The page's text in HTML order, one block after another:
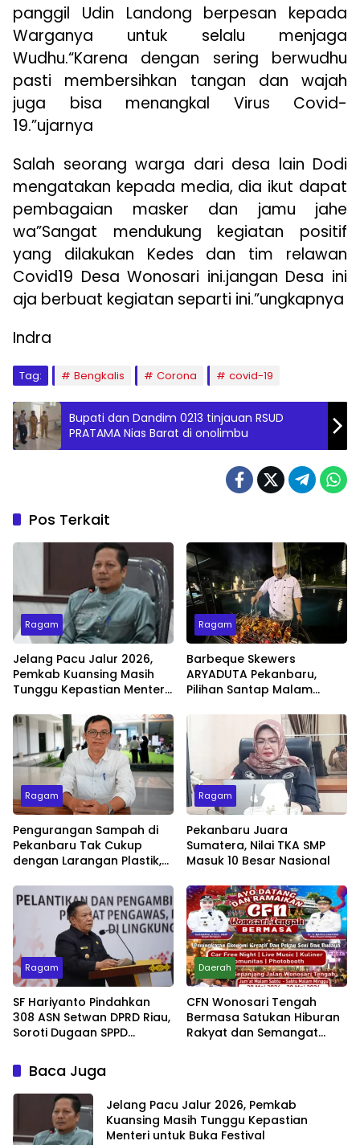
panggil Udin Landong berpesan kepada
Warganya untuk selalu menjaga
Wudhu.“Karena dengan sering berwudhu
pasti membersihkan tangan dan wajah
juga bisa menangkal Virus Covid-
19.”ujarnya
Salah seorang warga dari desa lain Dodi
mengatakan kepada media, dia ikut dapat
pembagaian masker dan jamu jahe
wa”Sangat mendukung kegiatan positif
yang dilakukan Kedes dan tim relawan
Covid19 Desa Wonosari ini.jangan Desa ini
aja berbuat kegiatan separti ini.”ungkapnya
Indra
Tag: Bengkalis Corona covid-19
Bupati dan Dandim 0213 tinjauan RSUD
PRATAMA Nias Barat di onolimbu
Pos Terkait
Ragam
Jelang Pacu Jalur 2026,
Pemkab Kuansing Masih
Tunggu Kepastian Menteri
Ragam
Barbeque Skewers
ARYADUTA Pekanbaru,
Pilihan Santap Malam
Ragam
Pengurangan Sampah di
Pekanbaru Tak Cukup
dengan Larangan Plastik,
Jadi Penentu
Ragam
Pekanbaru Juara
Sumatera, Nilai TKA SMP
Masuk 10 Besar Nasional
Ragam
SF Hariyanto Pindahkan
308 ASN Setwan DPRD Riau,
Soroti Dugaan SPPD
Daerah
CFN Wonosari Tengah
Bermasa Satukan Hiburan
Rakyat dan Semangat
Baca Juga
Jelang Pacu Jalur 2026, Pemkab
Kuansing Masih Tunggu Kepastian
Menteri untuk Buka Festival